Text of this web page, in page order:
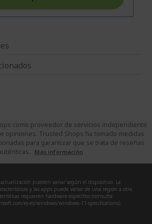
como proveedor de servicios independiente
opiniones. Trusted Shops ha tomado medidas
para garantizar que se trata de reseñas
Más información
pueden variar según el dispositivo. La
y las apps puede variar de una región a otra.
requieren hardware específico (consulta
es-es/windows/windows-11-specifications).